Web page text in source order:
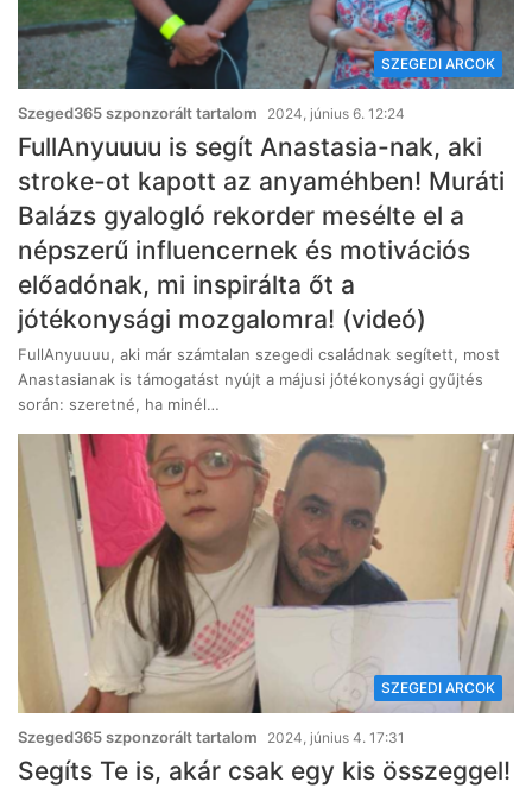
SZEGEDI ARCOK
Szeged365 szponzorált tartalom 2024, június 6. 12:24
FullAnyuuuu is segít Anastasia-nak, aki
stroke-ot kapott az anyaméhben! Muráti
Balázs gyalogló rekorder mesélte el a
népszerű influencernek és motivációs
előadónak, mi inspirálta őt a
jótékonysági mozgalomra! (videó)
FullAnyuuuu, aki már számtalan szegedi családnak segített, most
Anastasianak is támogatást nyújt a májusi jótékonysági gyűjtés
során: szeretné, ha minél…
SZEGEDI ARCOK
Szeged365 szponzorált tartalom 2024, június 4. 17:31
Segíts Te is, akár csak egy kis összeggel!